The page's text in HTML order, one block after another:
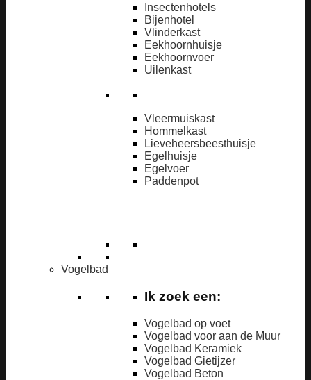
Insectenhotels
Bijenhotel
Vlinderkast
Eekhoornhuisje
Eekhoornvoer
Uilenkast
Vleermuiskast
Hommelkast
Lieveheersbeesthuisje
Egelhuisje
Egelvoer
Paddenpot
Vogelbad
Ik zoek een:
Vogelbad op voet
Vogelbad voor aan de Muur
Vogelbad Keramiek
Vogelbad Gietijzer
Vogelbad Beton